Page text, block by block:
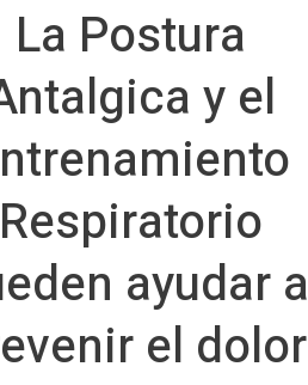
La Postura
y el
Respiratorio
ayudar a
el dolor